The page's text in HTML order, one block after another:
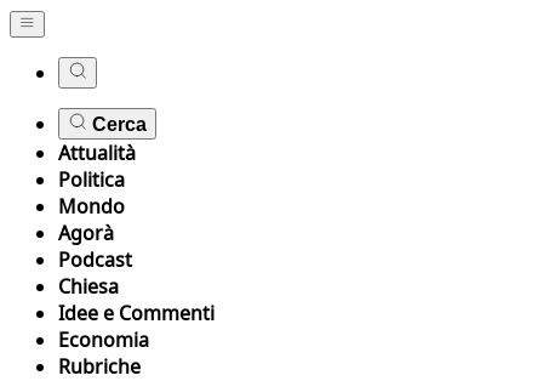
Cerca
Attualità
Politica
Mondo
Agorà
Podcast
Chiesa
Idee e Commenti
Economia
Rubriche